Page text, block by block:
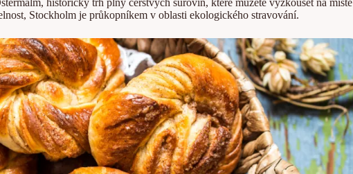
historický trh plný čerstvých surovin, které můžete vyzkoušet na místě
Stockholm je průkopníkem v oblasti ekologického stravování.